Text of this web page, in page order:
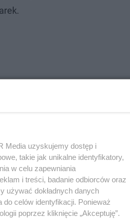
Media uzyskujemy dostęp i
takie jak unikalne identyfikatory,
w celu zapewniania
i treści, badanie odbiorców oraz
używać dokładnych danych
celów identyfikacji. Ponieważ
poprzez kliknięcie „Akceptuję”.